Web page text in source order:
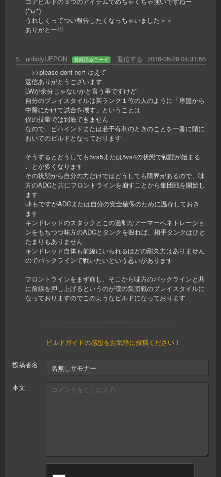
(*'ω'*)
うれしくってつい報告したくなっちゃいました＞＜
ありがとー!!!
5. unholyUEPON 登録済みユーザ 2016-05-29 04:31:56
返信する
>>please dont nerf ゆえて
返信ありがとうございます
LWが余分じゃないかと言う事ですけど
自分のプレイスタイルは某ランク１位の人のように「序盤から
中盤にかけて試合を壊す」ということは
僕の技量では到底できません
なので、ビハインドまたは若干有利のときのことを一番に頭に
おいてのビルドとなっております
そうするとどうしても5vs5または5vs4の状態で戦闘が始まる
ことが多くなります
その状態から自分の力だけではどうしても限界があるので、味
方のADCと共にフロントラインを崩すことから集団戦を開始し
ます
ultもですがADCまたは自分の安全確保のために温存しておき
ます
キンドレッドのスタックとこの過剰なアーマーペネトレーショ
ンをもちつつ味方のADCとタンクを殴れば、相手タンクはひと
たまりもありません
キンドレッド自体も前線にいられるほどの耐久力はありません
のでバックラインで戦いたいという思いがあります
フロントラインをまず崩し、そこから味方のバックラインと共
に前線を押し上げるというのが僕の集団戦のプレイスタイルに
なっておりますのでこのようなビルドになっております
ビルドガイドの感想をお気軽に投稿ください！
投稿者名
本文